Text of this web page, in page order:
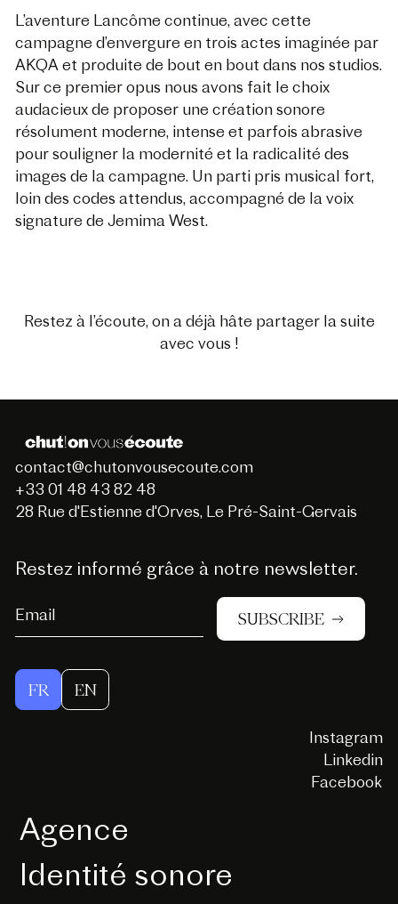
L’aventure Lancôme continue, avec cette
campagne d’envergure en trois actes imaginée par
AKQA et produite de bout en bout dans nos studios.
Sur ce premier opus nous avons fait le choix
audacieux de proposer une création sonore
résolument moderne, intense et parfois abrasive
pour souligner la modernité et la radicalité des
images de la campagne. Un parti pris musical fort,
loin des codes attendus, accompagné de la voix
signature de Jemima West.
Restez à l’écoute, on a déjà hâte partager la suite
avec vous !
contact@chutonvousecoute.com
+33 01 48 43 82 48
28 Rue d'Estienne d'Orves, Le Pré-Saint-Gervais
Restez informé grâce à notre newsletter.
SUBSCRIBE
FR EN
Instagram
Linkedin
Facebook
Agence
Identité sonore